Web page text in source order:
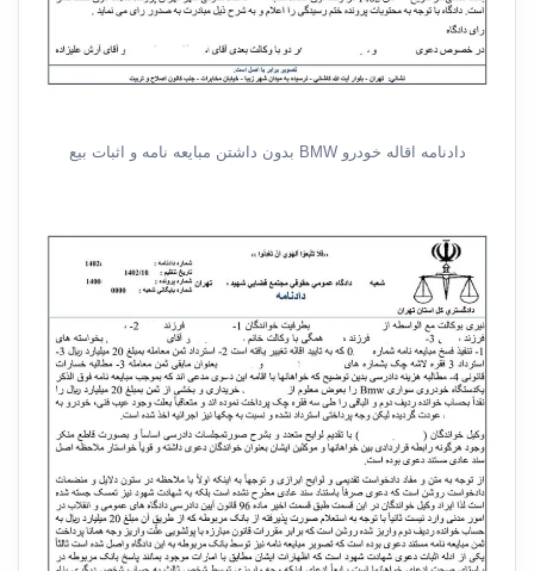
دادنامه اقاله خودرو BMW بدون داشتن مبایعه نامه و اثبات بیع